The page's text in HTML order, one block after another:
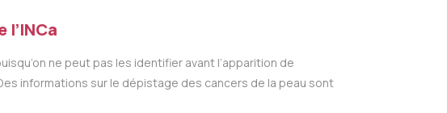
ne peut pas les identifier avant l’apparition de
informations sur le dépistage des cancers de la peau sont